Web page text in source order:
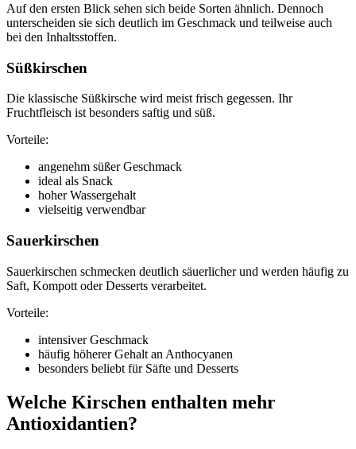
Auf den ersten Blick sehen sich beide Sorten ähnlich. Dennoch
unterscheiden sie sich deutlich im Geschmack und teilweise auch
bei den Inhaltsstoffen.
Süßkirschen
Die klassische Süßkirsche wird meist frisch gegessen. Ihr
Fruchtfleisch ist besonders saftig und süß.
Vorteile:
angenehm süßer Geschmack
ideal als Snack
hoher Wassergehalt
vielseitig verwendbar
Sauerkirschen
Sauerkirschen schmecken deutlich säuerlicher und werden häufig zu
Saft, Kompott oder Desserts verarbeitet.
Vorteile:
intensiver Geschmack
häufig höherer Gehalt an Anthocyanen
besonders beliebt für Säfte und Desserts
Welche Kirschen enthalten mehr
Antioxidantien?